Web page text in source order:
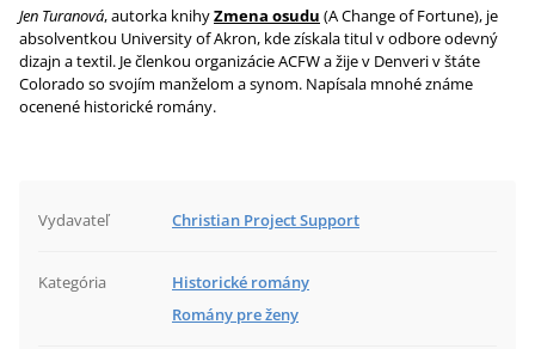
Jen Turanová, autorka knihyZmena osudu (A Change of Fortune), je
absolventkou University of Akron, kde získala titul v odbore odevný
dizajn a textil. Je členkou organizácie ACFW a žije v Denveri v štáte
Colorado so svojím manželom a synom. Napísala mnohé známe
ocenené historické romány.
Vydavateľ Christian Project Support
Kategória
Historické romány
Romány pre ženy